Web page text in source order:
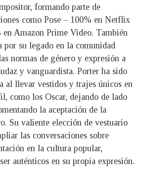
formando parte de
como Pose – 100% en Netflix
Amazon Prime Video. También
su legado en la comunidad
normas de género y expresión a
y vanguardista. Porter ha sido
al llevar vestidos y trajes únicos en
como los Oscar, dejando de lado
la aceptación de la
Su valiente elección de vestuario
las conversaciones sobre
en la cultura popular,
auténticos en su propia expresión.